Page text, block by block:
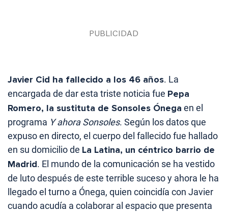
Javier Cid ha fallecido a los 46 años. La
encargada de dar esta triste noticia fue Pepa
Romero, la sustituta de Sonsoles Ónega en el
programa Y ahora Sonsoles. Según los datos que
expuso en directo, el cuerpo del fallecido fue hallado
en su domicilio de La Latina, un céntrico barrio de
Madrid. El mundo de la comunicación se ha vestido
de luto después de este terrible suceso y ahora le ha
llegado el turno a Ónega, quien coincidía con Javier
cuando acudía a colaborar al espacio que presenta